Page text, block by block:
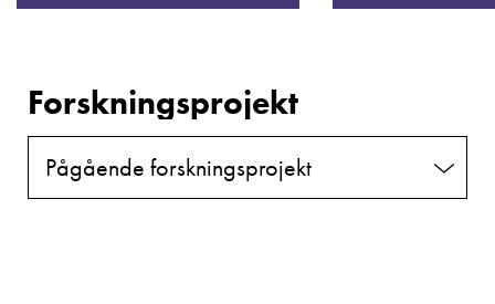
Forskningsprojekt
Pågående forskningsprojekt